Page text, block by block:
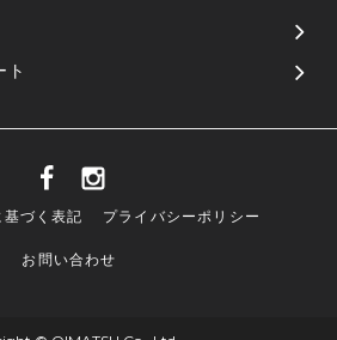
ト
づく表記 プライバシーポリシー
お問い合わせ